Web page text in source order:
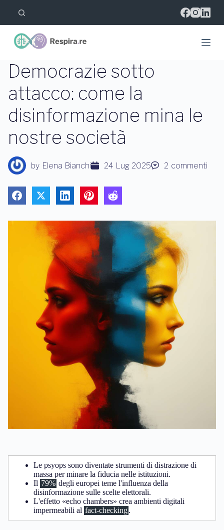
l
l
n
t
n
t
o
Democrazie sotto
attacco: come la
disinformazione mina le
nostre società
by Elena Bianchi 24 Lug 2025 2 commenti
Le psyops sono diventate strumenti di distrazione di
massa per minare la fiducia nelle istituzioni.
Il 79% degli europei teme l'influenza della
disinformazione sulle scelte elettorali.
L'effetto «echo chambers» crea ambienti digitali
impermeabili al fact-checking.